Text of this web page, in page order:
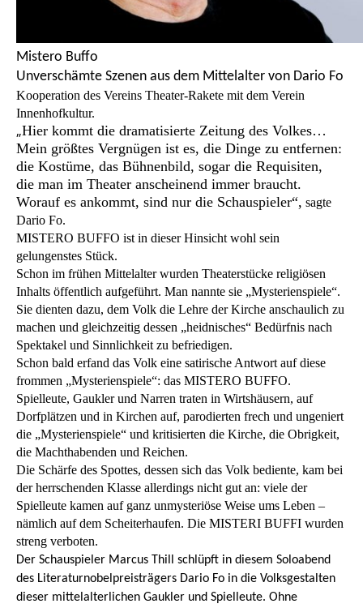
Mistero Buffo
Unverschämte Szenen aus dem Mittelalter von Dario Fo
Kooperation des Vereins Theater-Rakete mit dem Verein
Innenhofkultur.
„Hier kommt die dramatisierte Zeitung des Volkes…
Mein größtes Vergnügen ist es, die Dinge zu entfernen:
die Kostüme, das Bühnenbild, sogar die Requisiten,
die man im Theater anscheinend immer braucht.
Worauf es ankommt, sind nur die Schauspieler“, sagte
Dario Fo.
MISTERO BUFFO ist in dieser Hinsicht wohl sein
gelungenstes Stück.
Schon im frühen Mittelalter wurden Theaterstücke religiösen
Inhalts öffentlich aufgeführt. Man nannte sie „Mysterienspiele“.
Sie dienten dazu, dem Volk die Lehre der Kirche anschaulich zu
machen und gleichzeitig dessen „heidnisches“ Bedürfnis nach
Spektakel und Sinnlichkeit zu befriedigen.
Schon bald erfand das Volk eine satirische Antwort auf diese
frommen „Mysterienspiele“: das MISTERO BUFFO.
Spielleute, Gaukler und Narren traten in Wirtshäusern, auf
Dorfplätzen und in Kirchen auf, parodierten frech und ungeniert
die „Mysterienspiele“ und kritisierten die Kirche, die Obrigkeit,
die Machthabenden und Reichen.
Die Schärfe des Spottes, dessen sich das Volk bediente, kam bei
der herrschenden Klasse allerdings nicht gut an: viele der
Spielleute kamen auf ganz unmysteriöse Weise ums Leben –
nämlich auf dem Scheiterhaufen. Die MISTERI BUFFI wurden
streng verboten.
Der Schauspieler Marcus Thill schlüpft in diesem Soloabend
des Literaturnobelpreisträgers Dario Fo in die Volksgestalten
dieser mittelalterlichen Gaukler und Spielleute. Ohne